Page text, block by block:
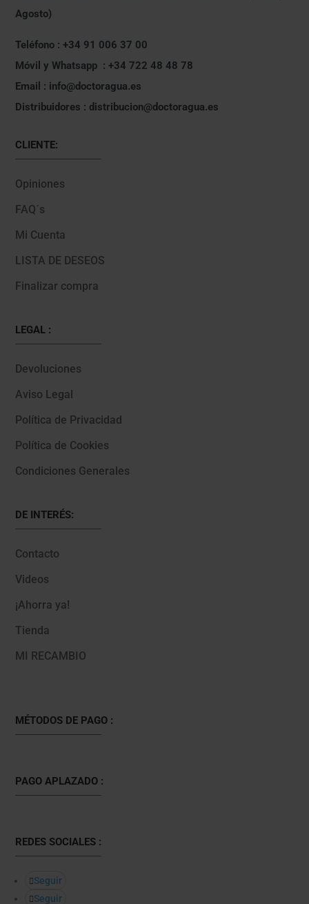
Agosto)
Teléfono : +34 91 006 37 00
Móvil y Whatsapp : +34 722 48 48 78
Email : info@doctoragua.es
Distribuidores : distribucion@doctoragua.es
CLIENTE:
Opiniones
FAQ´s
Mi Cuenta
LISTA DE DESEOS
Finalizar compra
LEGAL :
Devoluciones
Aviso Legal
Política de Privacidad
Política de Cookies
Condiciones Generales
DE INTERÉS:
Contacto
Videos
¡Ahorra ya!
Tienda
MI RECAMBIO
MÉTODOS DE PAGO :
PAGO APLAZADO :
REDES SOCIALES :
Seguir
Seguir